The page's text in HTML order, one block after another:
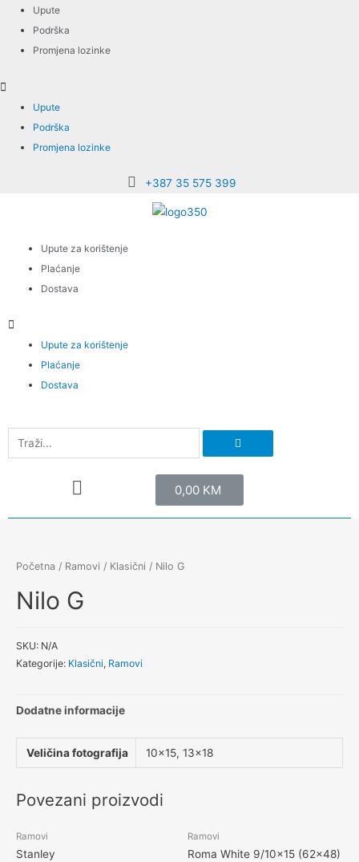
Upute
Podrška
Promjena lozinke
Upute
Podrška
Promjena lozinke
+387 35 575 399
Upute za korištenje
Plaćanje
Dostava
Upute za korištenje
Plaćanje
Dostava
0,00 KM
Početna / Ramovi / Klasični / Nilo G
Nilo G
SKU: N/A
Kategorije: Klasični, Ramovi
Dodatne informacije
Veličina fotografija 10×15, 13×18
Povezani proizvodi
Ramovi
Stanley
Ramovi
Roma White 9/10×15 (62×48)